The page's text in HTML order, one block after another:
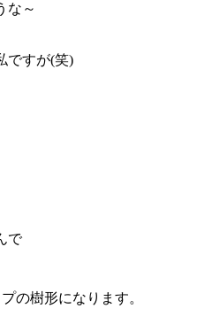
な～
ですが(笑)
で
の樹形になります。